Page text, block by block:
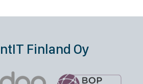
Finland Oy